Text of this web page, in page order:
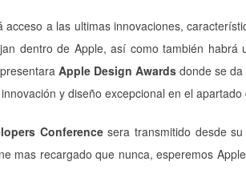
acceso a las ultimas innovaciones,
dentro de Apple, así como también
Apple Design Awardsdonde se da
y diseño excepcional en el
Conferencesera transmitido desde su
mas recargado que nunca, esperemos